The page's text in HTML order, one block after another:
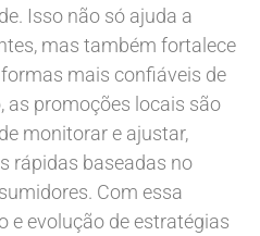
Isso não só ajuda a
mas também fortalece
mais confiáveis de
as promoções locais são
monitorar e ajustar,
rápidas baseadas no
Com essa
e evolução de estratégias